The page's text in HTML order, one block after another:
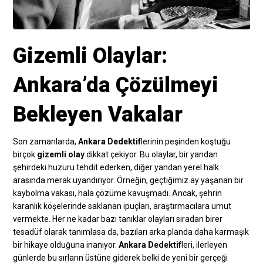
Gizemli Olaylar:
Ankara’da Çözülmeyi
Bekleyen Vakalar
Son zamanlarda,Ankara Dedektiflerinin peşinden koştuğu
birçok gizemli olaydikkat çekiyor. Bu olaylar, bir yandan
şehirdeki huzuru tehdit ederken, diğer yandan yerel halk
arasında merak uyandırıyor. Örneğin, geçtiğimiz ay yaşanan bir
kaybolma vakası, hala çözüme kavuşmadı. Ancak, şehrin
karanlık köşelerinde saklanan ipuçları, araştırmacılara umut
vermekte. Her ne kadar bazı tanıklar olayları sıradan birer
tesadüf olarak tanımlasa da, bazıları arka planda daha karmaşık
bir hikaye olduğuna inanıyor.Ankara Dedektifleri, ilerleyen
günlerde bu sırların üstüne giderek belki de yeni bir gerçeği